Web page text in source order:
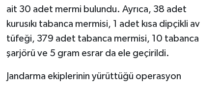
ait 30 adet mermi bulundu. Ayrıca, 38 adet
kurusıkı tabanca mermisi, 1 adet kısa dipçikli av
tüfeği, 379 adet tabanca mermisi, 10 tabanca
şarjörü ve 5 gram esrar da ele geçirildi.
Jandarma ekiplerinin yürüttüğü operasyon